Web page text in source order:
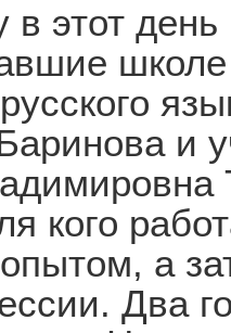
в этот
и
кого
а
Два